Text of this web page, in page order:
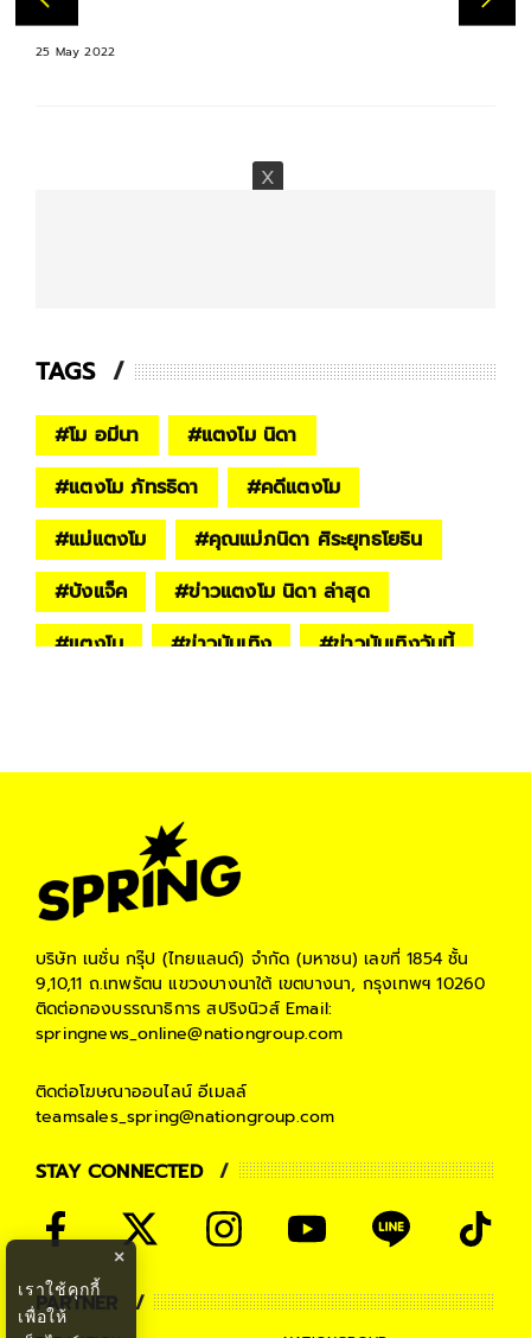
27 May 2022
TAGS
#โม อมีนา #แตงโม นิดา
#แตงโม ภัทรธิดา #คดีแตงโม
#แม่แตงโม #คุณแม่ภนิดา ศิระยุทธโยธิน
#บังแจ็ค #ข่าวแตงโม นิดา ล่าสุด
#แตงโม #ข่าวบันเทิง #ข่าวบันเทิงวันนี้
บริษัท เนชั่น กรุ๊ป (ไทยแลนด์) จำกัด (มหาชน) เลขที่ 1854 ชั้น
9,10,11 ถ.เทพรัตน แขวงบางนาใต้ เขตบางนา, กรุงเทพฯ 10260
ติดต่อกองบรรณาธิการ สปริงนิวส์Email:
springnews_online@nationgroup.com
ติดต่อโฆษณาออนไลน์ อีเมลล์
teamsales_spring@nationgroup.com
STAY CONNECTED
PARTNER
×
เราใช้คุกกี้
เพื่อให้